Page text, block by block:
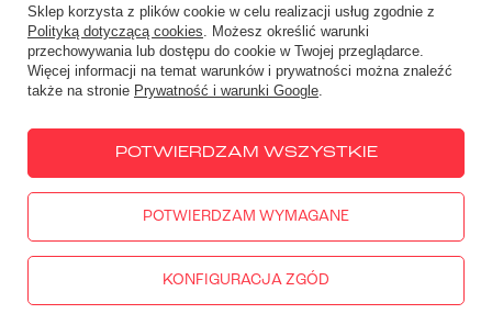
Zestaw sakw bocznych LC1
SLC [lewa strona; poj.: 9,8l/
prawa strona; poj.: 9,8l]
SLC [lewa strona; pojemność:
13,5l; Black Edition]
Sklep korzysta z plików cookie w celu realizacji usług zgodnie z
Polityką dotyczącą cookies. Możesz określić warunki
przechowywania lub dostępu do cookie w Twojej przeglądarce.
Więcej informacji na temat warunków i prywatności można znaleźć
także na stronie Prywatność i warunki Google.
POTWIERDZAM WYMAGANE
KONFIGURACJA ZGÓD
POTWIERDZAM WSZYSTKIE